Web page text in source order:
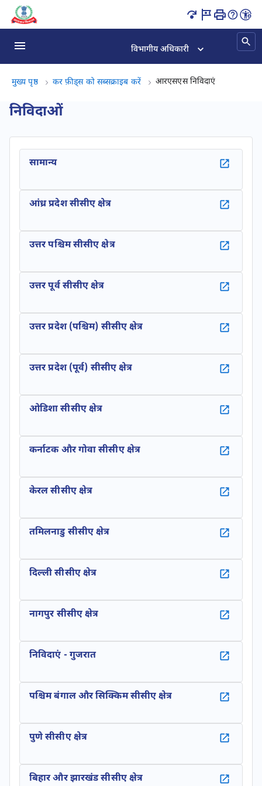
आरएसएस निविदाएं पृष्ठ लोड हो गया
विभागीय अधिकारी
मुख्य पृष्ठ कर फ़ीड्स को सब्सक्राइब करें आरएसएस निविदाएंआरएसएस
निविदाओं
सामान्य
आंध्र प्रदेश सीसीए क्षेत्र
उत्तर पश्चिम सीसीए क्षेत्र
उत्तर पूर्व सीसीए क्षेत्र
उत्तर प्रदेश (पश्चिम) सीसीए क्षेत्र
उत्तर प्रदेश (पूर्व) सीसीए क्षेत्र
ओडिशा सीसीए क्षेत्र
कर्नाटक और गोवा सीसीए क्षेत्र
केरल सीसीए क्षेत्र
तमिलनाडु सीसीए क्षेत्र
दिल्ली सीसीए क्षेत्र
नागपुर सीसीए क्षेत्र
निविदाएं - गुजरात
पश्चिम बंगाल और सिक्किम सीसीए क्षेत्र
पुणे सीसीए क्षेत्र
बिहार और झारखंड सीसीए क्षेत्र